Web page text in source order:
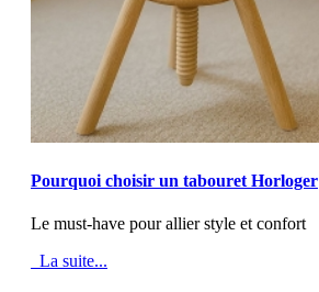
Pourquoi choisir un tabouret Horloger
Le must-have pour allier style et confort
La suite...